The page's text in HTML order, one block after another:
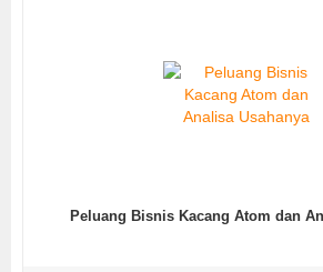
Peluang Bisnis Kacang Atom dan